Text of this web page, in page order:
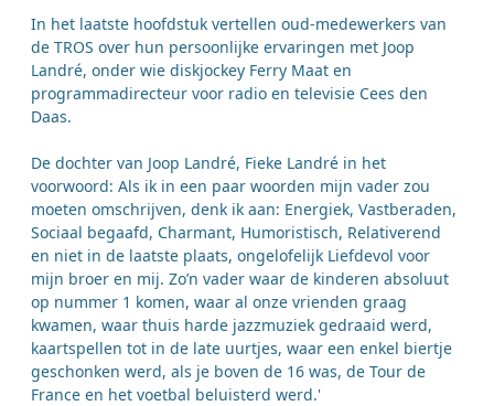
In het laatste hoofdstuk vertellen oud-medewerkers van
de TROS over hun persoonlijke ervaringen met Joop
Landré, onder wie diskjockey Ferry Maat en
programmadirecteur voor radio en televisie Cees den
Daas.
De dochter van Joop Landré, Fieke Landré in het
voorwoord: Als ik in een paar woorden mijn vader zou
moeten omschrijven, denk ik aan: Energiek, Vastberaden,
Sociaal begaafd, Charmant, Humoristisch, Relativerend
en niet in de laatste plaats, ongelofelijk Liefdevol voor
mijn broer en mij. Zo’n vader waar de kinderen absoluut
op nummer 1 komen, waar al onze vrienden graag
kwamen, waar thuis harde jazzmuziek gedraaid werd,
kaartspellen tot in de late uurtjes, waar een enkel biertje
geschonken werd, als je boven de 16 was, de Tour de
France en het voetbal beluisterd werd.'